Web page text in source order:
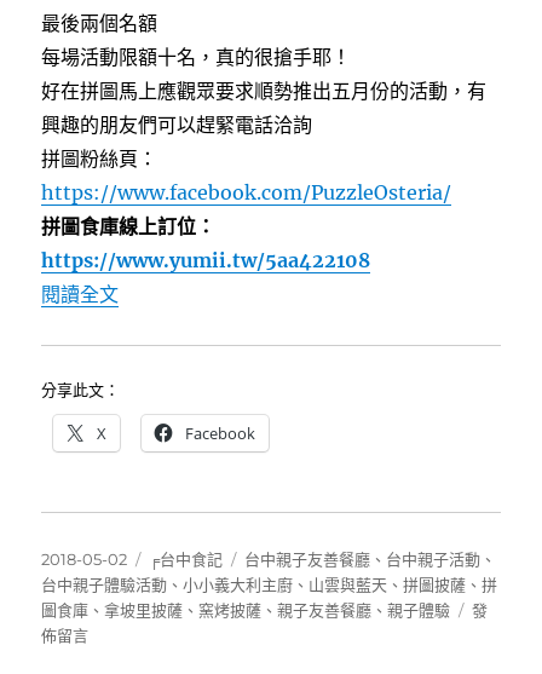
最後兩個名額
每場活動限額十名，真的很搶手耶！
好在拼圖馬上應觀眾要求順勢推出五月份的活動，有
興趣的朋友們可以趕緊電話洽詢
拼圖粉絲頁：
https://www.facebook.com/PuzzleOsteria/
拼圖食庫線上訂位：
https://www.yumii.tw/5aa422108
閱讀全文〈拼圖食庫~小小義大利主廚親子體驗活動，自
分享此文：
X Facebook
發
佈
日
期:
2018-05-02
分
類
╒台中食記
標
籤
台中親子友善餐廳 、 台中親子活動 、
台中親子體驗活動 、小小義大利主廚 、 山雲與藍天 、拼圖披薩 、拼
圖食庫 、拿坡里披薩 、窯烤披薩 、親子友善餐廳 、親子體驗
在
發
佈留言